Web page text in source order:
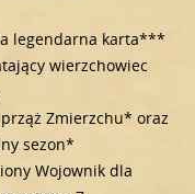
legendarna karta***
wierzchowiec
Zmierzchu* oraz
sezon*
Wojownik dla